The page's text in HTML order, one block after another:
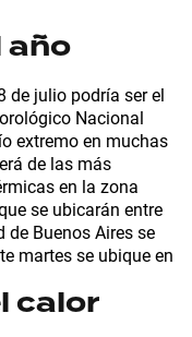
año
de julio podría ser el
Nacional
extremo en muchas
de las más
en la zona
se ubicarán entre
Buenos Aires se
martes se ubique en
calor